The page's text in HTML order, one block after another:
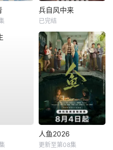
兵自风中来
已完结
人鱼2026
更新至第08集